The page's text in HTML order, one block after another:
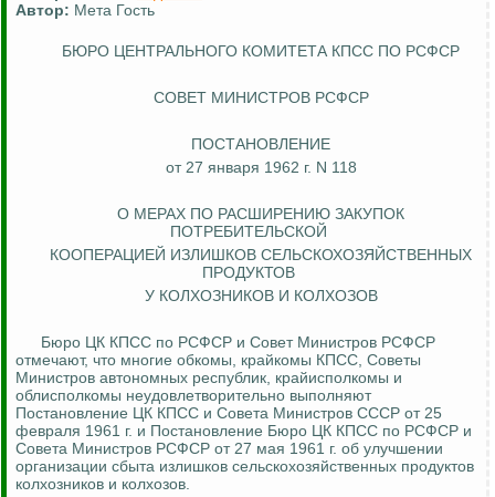
Автор: Мета Гость
БЮРО ЦЕНТРАЛЬНОГО КОМИТЕТА КПСС ПО РСФСР
СОВЕТ МИНИСТРОВ РСФСР
ПОСТАНОВЛЕНИЕ
от 27 января 1962 г. N 118
О МЕРАХ ПО РАСШИРЕНИЮ ЗАКУПОК
ПОТРЕБИТЕЛЬСКОЙ
КООПЕРАЦИЕЙ ИЗЛИШКОВ СЕЛЬСКОХОЗЯЙСТВЕННЫХ
ПРОДУКТОВ
У КОЛХОЗНИКОВ И КОЛХОЗОВ
Бюро ЦК КПСС по РСФСР и Совет Министров РСФСР
отмечают, что многие обкомы, крайкомы КПСС, Советы
Министров автономных республик, крайисполкомы и
облисполкомы неудовлетворительно выполняют
Постановление ЦК КПСС и Совета Министров СССР от 25
февраля 1961 г. и Постановление Бюро ЦК КПСС по РСФСР и
Совета Министров РСФСР от 27 мая 1961 г. об улучшении
организации сбыта излишков сельскохозяйственных продуктов
колхозников и колхозов.